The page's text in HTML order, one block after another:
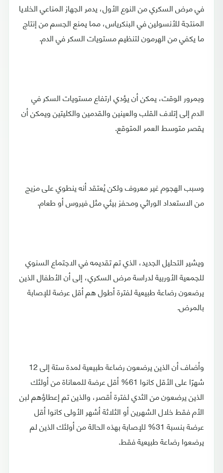
في مرض السكري من النوع الأول، يدمر الجهاز المناعي الخلايا
المنتجة للأنسولين في البنكرياس، مما يمنع الجسم من إنتاج
ما يكفي من الهرمون لتنظيم مستويات السكر في الدم.
وبمرور الوقت، يمكن أن يؤدي ارتفاع مستويات السكر في
الدم إلى إتلاف القلب والعينين والقدمين والكليتين ويمكن أن
يقصر متوسط العمر المتوقع.
وسبب الهجوم غير معروف ولكن يُعتقد أنه ينطوي على مزيج
من الاستعداد الوراثي ومحفز بيئي مثل فيروس أو طعام.
ويشير التحليل الجديد، الذي تم تقديمه في الاجتماع السنوي
للجمعية الأوربية لدراسة مرض السكري، إلى أن الأطفال الذين
يرضعون رضاعة طبيعية لفترة أطول هم أقل عرضة للإصابة
بالمرض.
وأضاف أن الذين يرضعون رضاعة طبيعية لمدة ستة إلى 12
شهرًا على الأقل كانوا 61% أقل عرضة للمعاناة من أولئك
الذين يرضعون من الثدي لفترة أقصر، والذين تم إعطاؤهم لبن
الأم فقط خلال الشهرين أو الثلاثة أشهر الأولى كانوا أقل
عرضة بنسبة 31% للإصابة بهذه الحالة من أولئك الذين لم
يرضعوا رضاعة طبيعية فقط.